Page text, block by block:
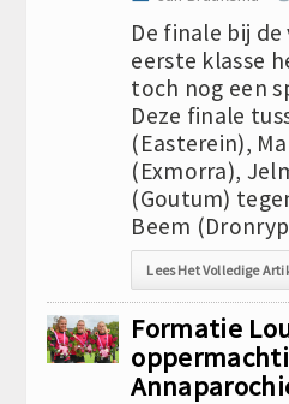
De finale bij
eerste klasse
toch nog een
Deze finale
(Easterein),
(Exmorra),
(Goutum)
Beem
Lees Het Volledige
Formatie